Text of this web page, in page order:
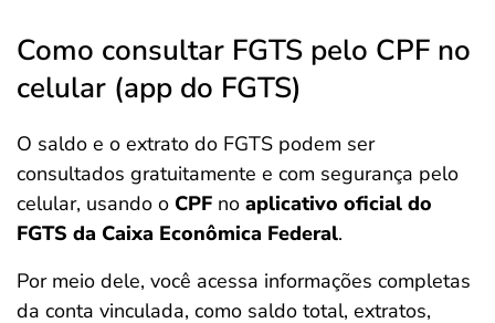
Como consultar FGTS pelo CPF no
celular (app do FGTS)
O saldo e o extrato do FGTS podem ser
consultados gratuitamente e com segurança pelo
celular, usando o CPF no aplicativo oficial do
FGTS da Caixa Econômica Federal.
Por meio dele, você acessa informações completas
da conta vinculada, como saldo total, extratos,